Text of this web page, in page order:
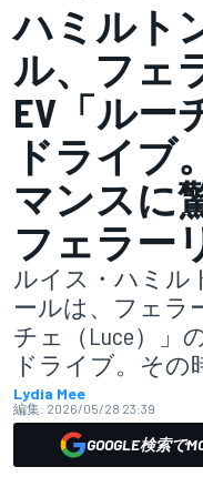
ハミルト
ル、フェ
EV「ルー
ドライブ
マンスに
フェラー
ルイス・ハミル
ールは、フェラ
チェ（Luce）」
ドライブ。その
Lydia Mee
編集: 2026/05/28 23:39
GOOGLE検索で